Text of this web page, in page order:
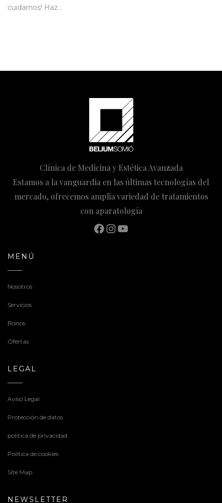
cuidarnos! Haz…
Clínica de Medicina y Estética Avanzada
Estamos a la vanguardia en las últimas tecnologías del
mercado, ofrecemos amplia variedad de tratamientos
con aparatología
Facebook
Instagram
YouTube
MENÚ
Nosotros
Servicios
Bonos
Ofertas
LEGAL
Aviso Legal
Protección de datos
politica de privacidad
Política de cookies
Site Map
NEWSLETTER